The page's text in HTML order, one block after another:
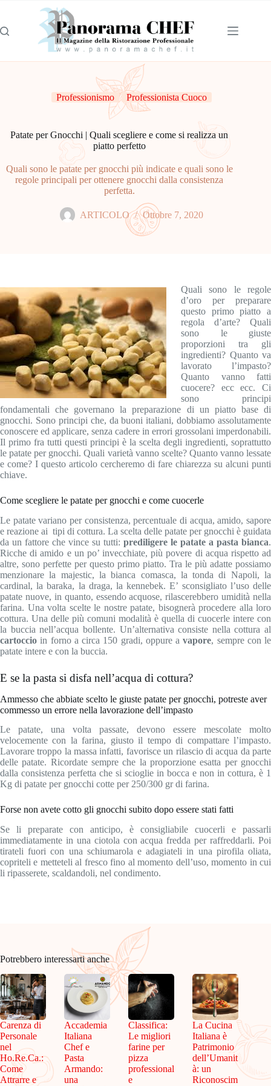
Professionismo Professionista Cuoco
Patate per Gnocchi | Quali scegliere e come si realizza un
piatto perfetto
Quali sono le patate per gnocchi più indicate e quali sono le
regole principali per ottenere gnocchi dalla consistenza
perfetta.
ARTICOLO Ottobre 7, 2020
Quali sono le regole
d’oro per preparare
questo primo piatto a
regola d’arte? Quali
sono le giuste
proporzioni tra gli
ingredienti? Quanto va
lavorato l’impasto?
Quanto vanno fatti
cuocere? ecc ecc. Ci
sono principi
fondamentali che governano la preparazione di un piatto base di
gnocchi. Sono principi che, da buoni italiani, dobbiamo assolutamente
conoscere ed applicare, senza cadere in errori grossolani imperdonabili.
Il primo fra tutti questi principi è la scelta degli ingredienti, soprattutto
le patate per gnocchi. Quali varietà vanno scelte? Quanto vanno lessate
e come? I questo articolo cercheremo di fare chiarezza su alcuni punti
chiave.
Come scegliere le patate per gnocchi e come cuocerle
Le patate variano per consistenza, percentuale di acqua, amido, sapore
e reazione ai tipi di cottura. La scelta delle patate per gnocchi è guidata
da un fattore che vince su tutti: prediligere le patate a pasta bianca.
Ricche di amido e un po’ invecchiate, più povere di acqua rispetto ad
altre, sono perfette per questo primo piatto. Tra le più adatte possiamo
menzionare la majestic, la bianca comasca, la tonda di Napoli, la
cardinal, la baraka, la draga, la kennebek. E’ sconsigliato l’uso delle
patate nuove, in quanto, essendo acquose, rilascerebbero umidità nella
farina. Una volta scelte le nostre patate, bisognerà procedere alla loro
cottura. Una delle più comuni modalità è quella di cuocerle intere con
la buccia nell’acqua bollente. Un’alternativa consiste nella cottura al
cartoccio in forno a circa 150 gradi, oppure avapore, sempre con le
patate intere e con la buccia.
E se la pasta si disfa nell’acqua di cottura?
Ammesso che abbiate scelto le giuste patate per gnocchi, potreste aver
commesso un errore nella lavorazione dell’impasto
Le patate, una volta passate, devono essere mescolate molto
velocemente con la farina, giusto il tempo di compattare l’impasto.
Lavorare troppo la massa infatti, favorisce un rilascio di acqua da parte
delle patate. Ricordate sempre che la proporzione esatta per gnocchi
dalla consistenza perfetta che si scioglie in bocca e non in cottura, è 1
Kg di patate per gnocchi cotte per 250/300 gr di farina.
Forse non avete cotto gli gnocchi subito dopo essere stati fatti
Se li preparate con anticipo, è consigliabile cuocerli e passarli
immediatamente in una ciotola con acqua fredda per raffreddarli. Poi
tirateli fuori con una schiumarola e adagiateli in una pirofila oliata,
copriteli e metteteli al fresco fino al momento dell’uso, momento in cui
li ripasserete, scaldandoli, nel condimento.
Potrebbero interessarti anche
Carenza di
Personale
nel
Ho.Re.Ca.:
Come
Attrarre e
Accademia
Italiana
Chef e
Pasta
Armando:
una
Classifica:
Le migliori
farine per
pizza
professional
e
La Cucina
Italiana è
Patrimonio
dell’Umanit
à: un
Riconoscim